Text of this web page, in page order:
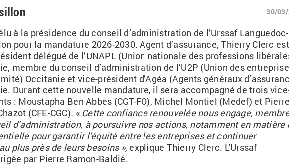
30/
à la présidence du conseil d’administration de l’Urssaf Languedoc-
pour la mandature 2026-2030. Agent d’assurance, Thierry Clerc est
délégué de l’UNAPL (Union nationale des professions
membre du conseil d’administration de l’U2P (Union des
Occitanie et vice-président d’Agéa (Agents généraux
Durant cette nouvelle mandature, il sera accompagné de trois
: Moustapha Ben Abbes (CGT-FO), Michel Montiel (Medef) et
(CFE-CGC). « Cette confiance renouvelée nous engage,
d’administration, à poursuivre nos actions, notamment en matière
pour garantir l’équité entre les entreprises et continuer
plus près de leurs besoins », explique Thierry Clerc. L'Urssaf
par Pierre Ramon-Baldié.